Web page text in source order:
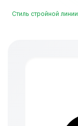
Стиль стройной линии